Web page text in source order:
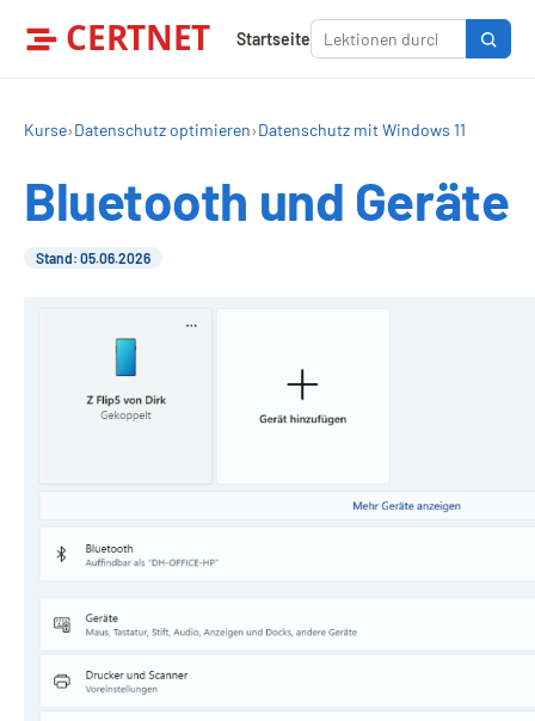
CERTNET Startseite
Kurse›Datenschutz optimieren›Datenschutz mit Windows 11
Bluetooth und Geräte
Stand: 05.06.2026